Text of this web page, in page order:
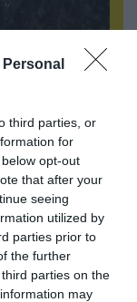
third parties, or
for
opt-out
that after your
seeing
utilized by
parties prior to
the further
parties on the
may